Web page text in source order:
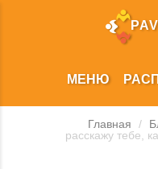
МЕНЮ
Главная /
расскажу тебе,